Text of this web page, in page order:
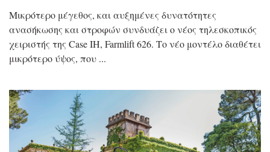
Μικρότερο μέγεθος, και αυξημένες δυνατότητες
ανασήκωσης και στροφών συνδυάζει ο νέος τηλεσκοπικός
χειριστής της Case IH, Farmlift 626. Το νέο μοντέλο διαθέτει
μικρότερο ύψος, που